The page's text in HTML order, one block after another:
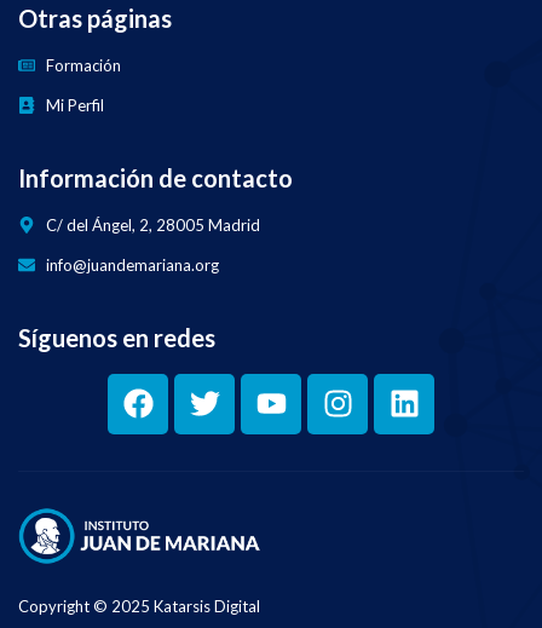
Otras páginas
Formación
Mi Perfil
Información de contacto
C/ del Ángel, 2, 28005 Madrid
info@juandemariana.org
Síguenos en redes
Copyright © 2025 Katarsis Digital